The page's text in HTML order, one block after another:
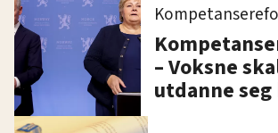
– Voksne
utdanne